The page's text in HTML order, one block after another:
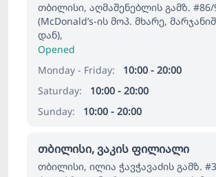
თბილისი, აღმაშენებლის გამზ. #86/
(McDonald’s-ის მოპ. მხარე,
დან),
Opened
Monday - Friday:
10:00 - 20:00
Saturday:
10:00 - 20:00
Sunday:
10:00 - 20:00
თბილისი, ვაკის ფილიალი
თბილისი, ილია ჭავჭავაძის გამზ.